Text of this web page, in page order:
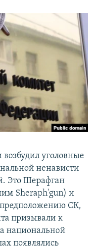
уголовные
ненависти
Это Шерафган
Sheraph'gun) и
СК,
призывали к
национальной
появлялись